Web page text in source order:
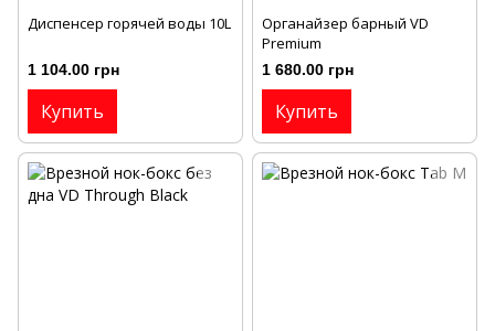
Диспенсер горячей воды 10L
1 104.00 грн
Купить
Органайзер барный VD
Premium
1 680.00 грн
Купить